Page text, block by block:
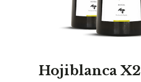
Hojiblanca X2